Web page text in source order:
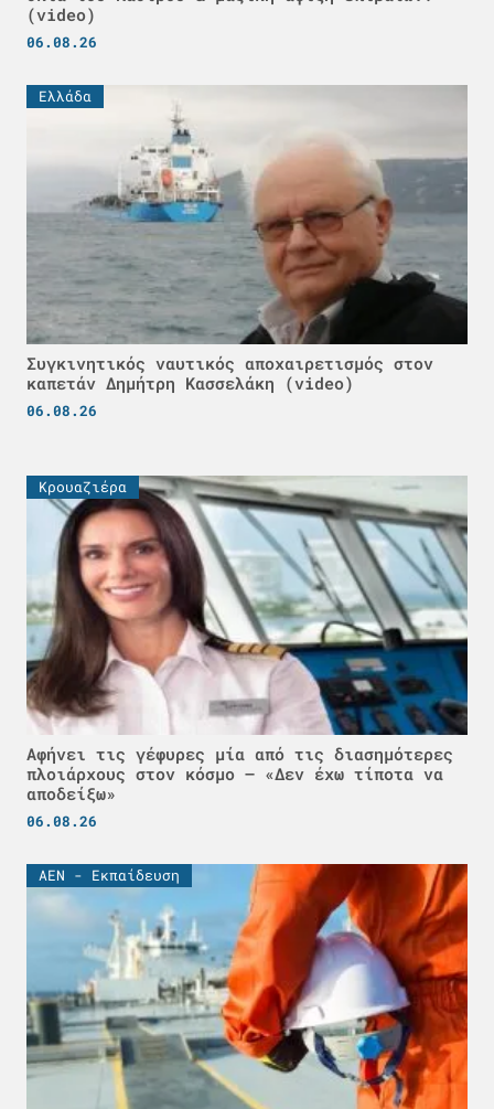
(video)
06.08.26
Ελλάδα
Συγκινητικός ναυτικός αποχαιρετισμός στον
καπετάν Δημήτρη Κασσελάκη (video)
06.08.26
Κρουαζιέρα
Αφήνει τις γέφυρες μία από τις διασημότερες
πλοιάρχους στον κόσμο – «Δεν έχω τίποτα να
αποδείξω»
06.08.26
ΑΕΝ - Εκπαίδευση